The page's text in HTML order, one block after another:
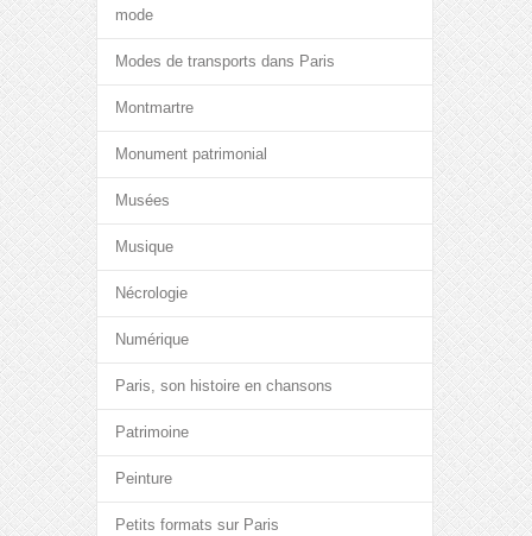
mode
Modes de transports dans Paris
Montmartre
Monument patrimonial
Musées
Musique
Nécrologie
Numérique
Paris, son histoire en chansons
Patrimoine
Peinture
Petits formats sur Paris